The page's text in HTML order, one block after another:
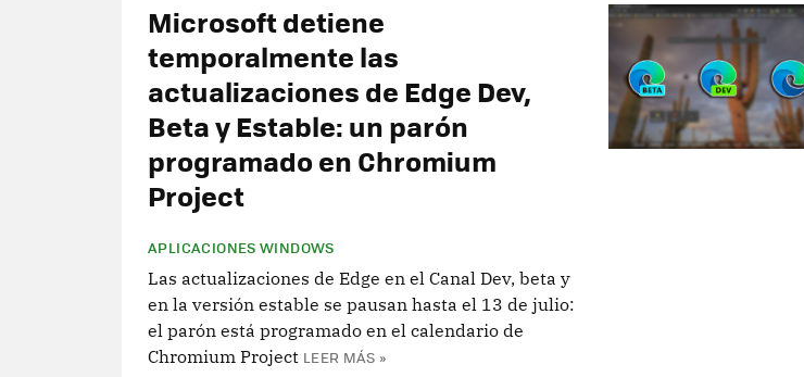
Microsoft detiene
temporalmente las
actualizaciones de Edge Dev,
Beta y Estable: un parón
programado en Chromium
Project
APLICACIONES WINDOWS
Las actualizaciones de Edge en el Canal Dev, beta y
en la versión estable se pausan hasta el 13 de julio:
el parón está programado en el calendario de
Chromium Project LEER MÁS »